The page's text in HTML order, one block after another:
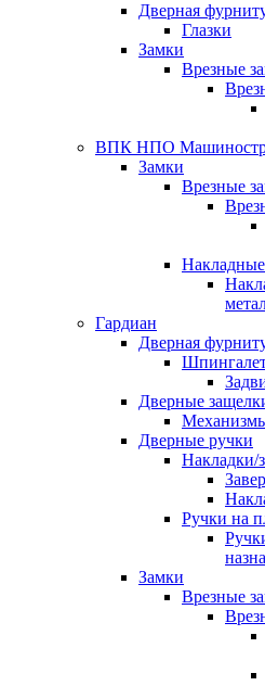
Дверная
Глазки
Замки
Врезные
ВПК НПО
Замки
Врезные
Гардиан
Дверная
Дверные
Дверные ручки
Накладки/
Ручки на
Замки
Врезные